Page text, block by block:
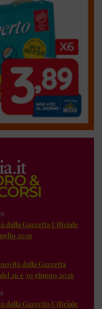
dalla Gazzetta Ufficiale
2026
dalla Gazzetta
26 e 30 giugno 2026
dalla Gazzetta Ufficiale